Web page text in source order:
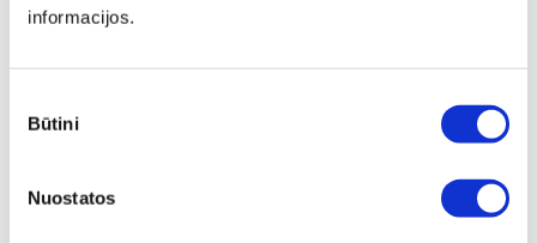
informacijos.
pasirinkimas
Būtini
Nuostatos